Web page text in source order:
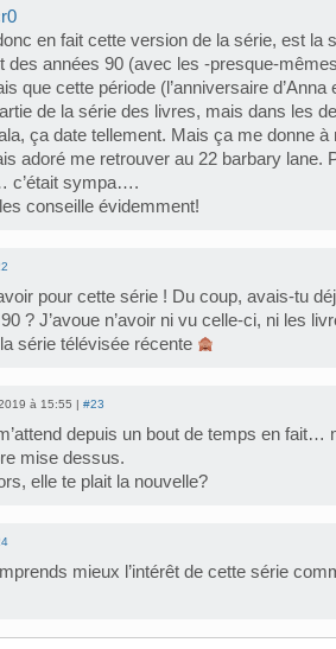
en fait cette version de la série, est la
des années 90 (avec les -presque-
que cette période (l’anniversaire
de la série des livres, mais dans les
ça date tellement. Mais ça me donne
adoré me retrouver au 22 barbary lane.
c’était sympa….
conseille évidemment!
pour cette série ! Du coup, avais-tu
? J’avoue n’avoir ni vu celle-ci, ni les
série télévisée récente
à 15:55 | #23
depuis un bout de temps en fait…
mise dessus.
elle te plait la nouvelle?
mieux l’intérêt de cette série